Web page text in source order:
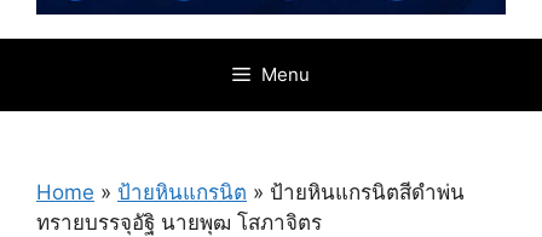
Menu
Home » ป้ายหินแกรนิต » ป้ายหินแกรนิตสีดำพ่น
ทรายบรรจุอัฐิ นายพุฒ โสภาจิตร